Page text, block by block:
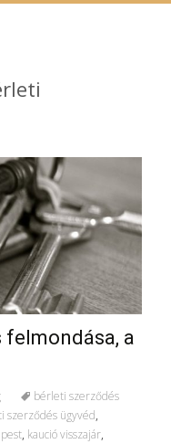
a
bérleti szerződés
szerződés ügyvéd,
, kaució visszajár,